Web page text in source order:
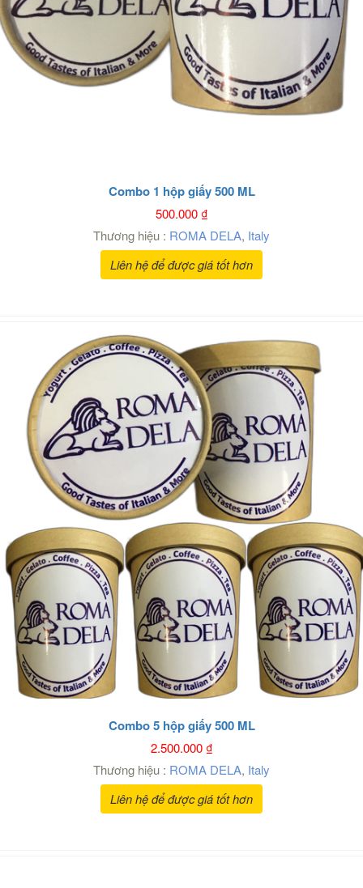
Combo 1 hộp giấy 500 ML
500.000₫
Thương hiệu : ROMA DELA, Italy
Liên hệ để được giá tốt hơn
Combo 5 hộp giấy 500 ML
2.500.000₫
Thương hiệu : ROMA DELA, Italy
Liên hệ để được giá tốt hơn